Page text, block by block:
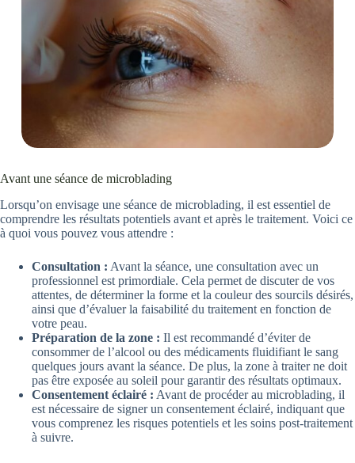
Avant une séance de microblading
Lorsqu’on envisage une séance de microblading, il est essentiel de
comprendre les résultats potentiels avant et après le traitement. Voici ce
à quoi vous pouvez vous attendre :
Consultation : Avant la séance, une consultation avec un
professionnel est primordiale. Cela permet de discuter de vos
attentes, de déterminer la forme et la couleur des sourcils désirés,
ainsi que d’évaluer la faisabilité du traitement en fonction de
votre peau.
Préparation de la zone : Il est recommandé d’éviter de
consommer de l’alcool ou des médicaments fluidifiant le sang
quelques jours avant la séance. De plus, la zone à traiter ne doit
pas être exposée au soleil pour garantir des résultats optimaux.
Consentement éclairé : Avant de procéder au microblading, il
est nécessaire de signer un consentement éclairé, indiquant que
vous comprenez les risques potentiels et les soins post-traitement
à suivre.